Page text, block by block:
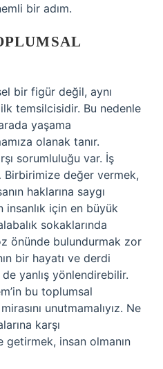
bir adım.
bir figür değil, aynı
temsilcisidir. Bu nedenle
yaşama
olanak tanır.
sorumluluğu var. İş
değer vermek,
haklarına saygı
insanlık için en büyük
sokaklarında
önünde bulundurmak zor
bir hayatı ve derdi
yanlış yönlendirebilir.
bu toplumsal
unutmamalıyız. Ne
karşı
getirmek, insan olmanın